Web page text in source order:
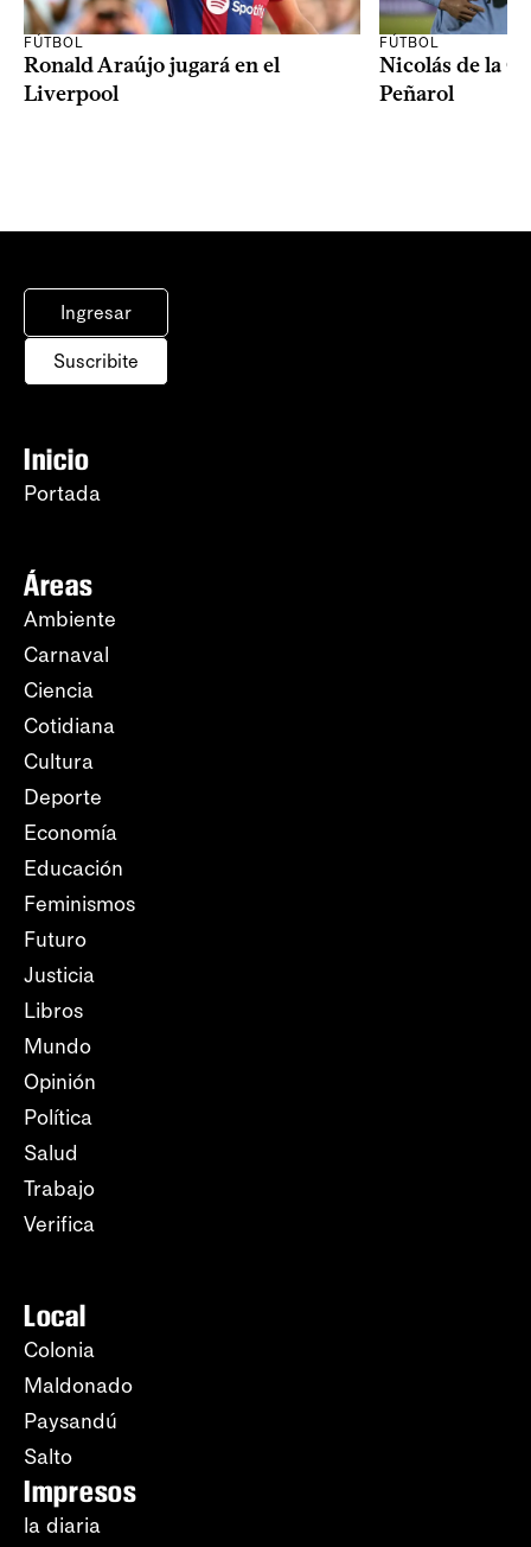
FÚTBOL
Ronald Araújo jugará en el
Liverpool
FÚTBOL
Nicolás de la
Peñarol
Ingresar
Suscribite
Inicio
Portada
Áreas
Ambiente
Carnaval
Ciencia
Cotidiana
Cultura
Deporte
Economía
Educación
Feminismos
Futuro
Justicia
Libros
Mundo
Opinión
Política
Salud
Trabajo
Verifica
Local
Colonia
Maldonado
Paysandú
Salto
Impresos
la diaria